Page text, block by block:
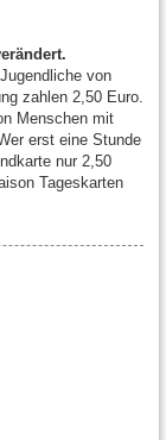
von
zahlen 2,50 Euro.
Menschen mit
erst eine Stunde
nur 2,50
Tageskarten